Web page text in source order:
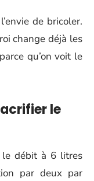
de bricoler.
change déjà les
qu’on voit le
le
le débit à 6 litres
par deux par